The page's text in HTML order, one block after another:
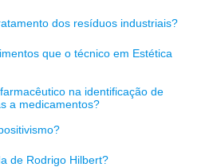
dos resíduos industriais?
que o técnico em Estética
na identificação de
a medicamentos?
de Rodrigo Hilbert?